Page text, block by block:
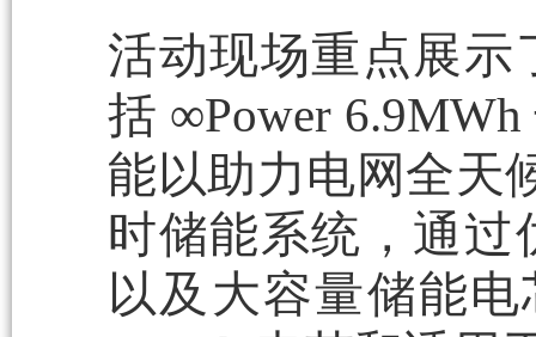
活动现场重点展示
括 ∞Power
能以助力电网全天
时储能系统，通
以及大容量储能